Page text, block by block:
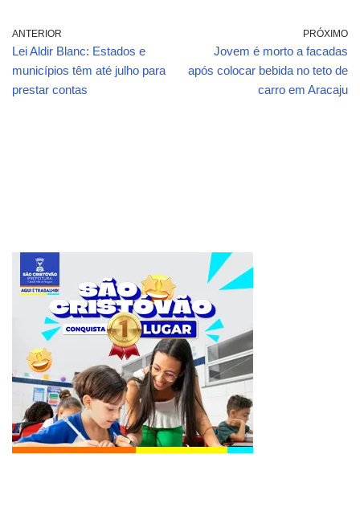
ANTERIOR
Lei Aldir Blanc: Estados e
municípios têm até julho para
prestar contas
PRÓXIMO
Jovem é morto a facadas
após colocar bebida no teto de
carro em Aracaju